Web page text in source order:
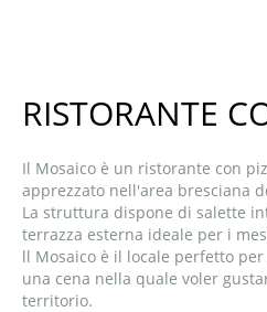
RISTORANTE
Il Mosaico è un ristorante con
apprezzato nell'area bresciana
La struttura dispone di salette
terrazza esterna ideale per i
ll Mosaico è il locale perfetto
una cena nella quale voler
territorio.